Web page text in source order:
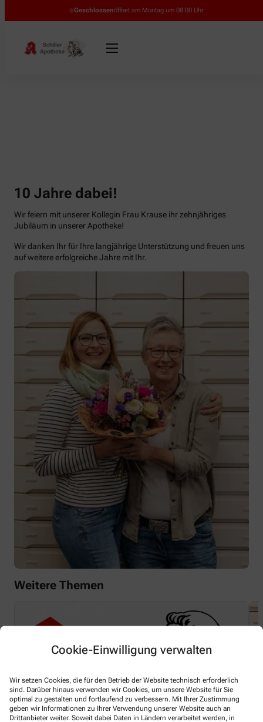
Cookie-Einwilligung verwalten
Wir setzen Cookies, die für den Betrieb der Website technisch erforderlich
sind. Darüber hinaus verwenden wir Cookies, um unsere Website für Sie
optimal zu gestalten und fortlaufend zu verbessern. Mit Ihrer Zustimmung
geben wir Informationen zu Ihrer Verwendung unserer Website auch an
Drittanbieter weiter. Soweit dabei Daten in Ländern verarbeitet werden, in
Geschlossenöffnet am Montag um 08:00 Uhr
10 Jahre dabei!
Wir feiern mit unserer Kollegin Frau Krause ihr zehnjähriges
Jubiläum in unserer Apotheke!
Wir danken Ihr für Ihre langjährige Unterstützung und freuen uns
auf weitere erfolgreiche Jahre mit Ihr.
Weitere Themen